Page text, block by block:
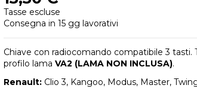
Tasse escluse
Consegna in 15 gg lavorativi
Chiave con radiocomando compatibile 3 tasti.
profilo lama VA2 (LAMA NON INCLUSA).
Renault: Clio 3, Kangoo, Modus, Master,